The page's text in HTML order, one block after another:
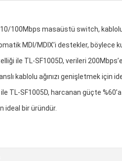
100Mbps masaüstü switch, kablolu
MDI/MDIX’i destekler, böylece
ile TL-SF1005D, verileri
kablolu ağınızı genişletmek için
TL-SF1005D, harcanan güçte
ideal bir üründür.